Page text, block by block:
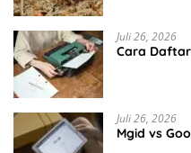
Juli 26, 2026
Cara Daftar
Juli 26, 2026
Mgid vs